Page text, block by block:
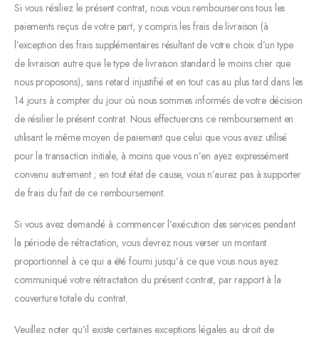
Si vous résiliez le présent contrat, nous vous rembourserons tous les
paiements reçus de votre part, y compris les frais de livraison (à
l’exception des frais supplémentaires résultant de votre choix d’un type
de livraison autre que le type de livraison standard le moins cher que
nous proposons), sans retard injustifié et en tout cas au plus tard dans les
14 jours à compter du jour où nous sommes informés de votre décision
de résilier le présent contrat. Nous effectuerons ce remboursement en
utilisant le même moyen de paiement que celui que vous avez utilisé
pour la transaction initiale, à moins que vous n’en ayez expressément
convenu autrement ; en tout état de cause, vous n’aurez pas à supporter
de frais du fait de ce remboursement.
Si vous avez demandé à commencer l’exécution des services pendant
la période de rétractation, vous devrez nous verser un montant
proportionnel à ce qui a été fourni jusqu’à ce que vous nous ayez
communiqué votre rétractation du présent contrat, par rapport à la
couverture totale du contrat.
Veuillez noter qu’il existe certaines exceptions légales au droit de